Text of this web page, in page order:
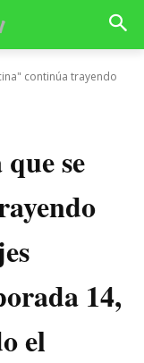
continúa trayendo
se
14,
el